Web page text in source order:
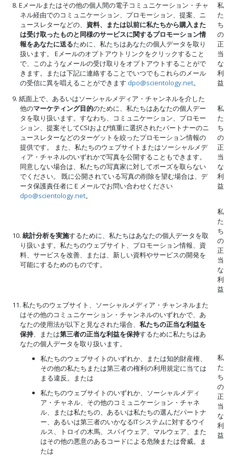
8. Eメールまたはその他の個人間の電子コミュニケーション・チャ
ネル経由でのコミュニケーション、プロモーション、提案、ニ
ュースレターなどの、 資料、または以前に私たちから購入また
は受け取ったものと同様のサービスに関するプロモーション情
報をあなたに送るために、私たちはあなたの個人データを取り
扱います。 Eメールのオプトアウトリンクをクリックすること
で、このようなメールの受け取りをオプトアウトすることがで
きます。または下記に連絡することでいつでもこれらのメール
の受信に異を唱えることができます dpo@scientology.net。
私
た
ち
の
正
当
な
利
益
9. 紙面上で、あるいはソーシャルメディア・チャンネルを介した
他のマーケティング目的のために、私たちはあなたの個人デー
タを取り扱います。すなわち、コミュニケーション、プロモー
ション、提案そしてCSIおよび慎重に選択されたパートナーのニ
ュースレターなどのターゲットを絞ったプロモーション情報の
提供です。 また、私たちのウェブサイトまたはソーシャルメデ
ィア・チャネルのいずれかで写真を公開することもできます。
同意しない場合は、私たちの写真家に対してポーズを取らない
でください。 既に公開されている写真の削除を望む場合は、デ
ータ保護責任者にＥメールでお問い合わせください
dpo@scientology.net。
私
た
ち
の
正
当
な
利
益
10. 統計分析を実施するために、私たちはあなたの個人データを取
り扱います。私たちのウェブサイト、プロモーション情報、資
料、サービスを改善、または、新しい資料やサービスの開発を
可能にするためのものです。
私
た
ち
の
正
当
な
利
益
11. 私たちのウェブサイト、ソーシャルメディア・チャンネルまた
はその他のコミュニケーション・チャンネルのいずれかで、あ
なたの使用法が以下と見なされた場合、 私たちの正当な利益を
保持、または第三者の正当な利益を保持するために私たちはあ
なたの個人データを取り扱います。
私たちのウェブサイトのいずれか、または知的財産権、
その他の私たちまたは第三者の権利の利用規定に当ては
まる違反。または
私たちのウェブサイトのいずれか、ソーシャルメディ
ア・チャネル、その他のコミュニケーション・チャネ
ル、または私たちの、あるいは私たちの選んだパートナ
ー、あるいは第三者のいかなるITシステムに対するウイ
ルス、トロイの木馬、スパイウェア、マルウェア、また
はその他の悪意のあるコードによる危険または脅威。ま
たは
私
た
ち
の
正
当
な
利
益